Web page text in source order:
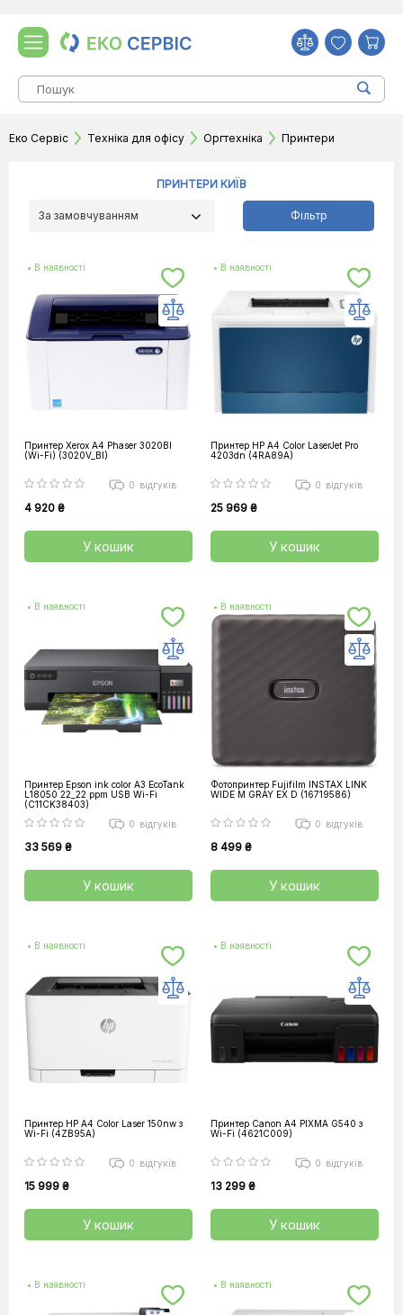
Еко Сервіс Техніка для офісу Оргтехніка Принтери
ПРИНТЕРИ КИЇВ
Фільтр
За замовчуванням
• В наявності
Принтер Xerox А4 Phaser 3020BI
(Wi-Fi) (3020V_BI)
0 відгуків
4 920 ₴
У кошик
• В наявності
Принтер HP А4 Color LaserJet Pro
4203dn (4RA89A)
0 відгуків
25 969 ₴
У кошик
• В наявності
Принтер Epson ink color A3 EcoTank
L18050 22_22 ppm USB Wi-Fi
(C11CK38403)
0 відгуків
33 569 ₴
У кошик
• В наявності
Фотопринтер Fujifilm INSTAX LINK
WIDE M GRAY EX D (16719586)
0 відгуків
8 499 ₴
У кошик
• В наявності
Принтер HP А4 Color Laser 150nw з
Wi-Fi (4ZB95A)
0 відгуків
15 999 ₴
У кошик
• В наявності
Принтер Canon А4 PIXMA G540 з
Wi-Fi (4621C009)
0 відгуків
13 299 ₴
У кошик
• В наявності • В наявності